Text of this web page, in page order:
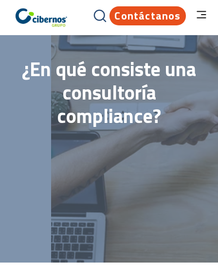
Contáctanos
¿En qué consiste una
consultoría
compliance?